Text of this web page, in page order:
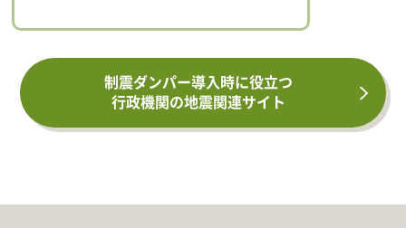
制震ダンパー導入時に役立つ
行政機関の地震関連サイト